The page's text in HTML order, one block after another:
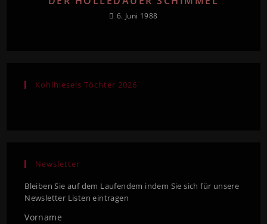
6. Juni 1988
Kohlhiesels Töchter 2026
Newsletter
Bleiben Sie auf dem Laufendem indem Sie sich für unsere
Newsletter Listen eintragen
Vorname